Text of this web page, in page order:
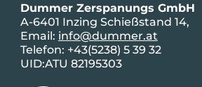
Dummer Zerspanungs GmbH
A-6401 Inzing Schießstand 14,
Email: info@dummer.at
Telefon: +43(5238) 5 39 32
UID:ATU 82195303